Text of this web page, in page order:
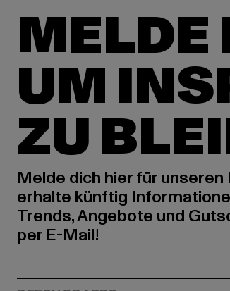
MELDE
UM
ZU
Melde dich hier für
erhalte künftig
Trends, Angebote und
per E-Mail!